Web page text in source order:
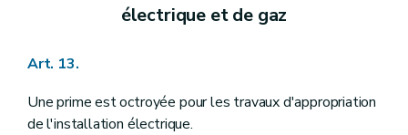
électrique et de gaz
Art. 13.
Une prime est octroyée pour les travaux d'appropriation
de l'installation électrique.